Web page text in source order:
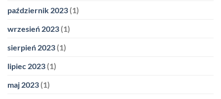
październik 2023 (1)
wrzesień 2023 (1)
sierpień 2023 (1)
lipiec 2023 (1)
maj 2023 (1)